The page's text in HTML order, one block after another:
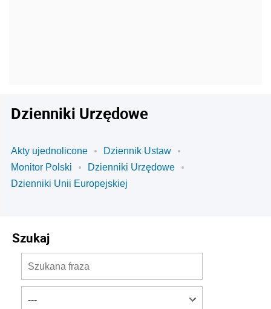
Dzienniki Urzędowe
Akty ujednolicone
Dziennik Ustaw
Monitor Polski
Dzienniki Urzędowe
Dzienniki Unii Europejskiej
Szukaj